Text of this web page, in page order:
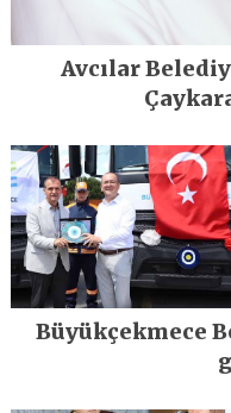
Avcılar
Büyükçekmece